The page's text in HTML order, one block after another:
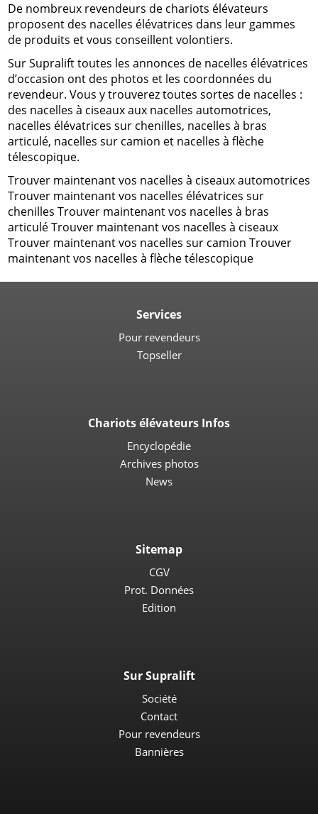
De nombreux revendeurs de chariots élévateurs
proposent des nacelles élévatrices dans leur gammes
de produits et vous conseillent volontiers.
Sur Supralift toutes les annonces de nacelles élévatrices
d’occasion ont des photos et les coordonnées du
revendeur. Vous y trouverez toutes sortes de nacelles :
des nacelles à ciseaux aux nacelles automotrices,
nacelles élévatrices sur chenilles, nacelles à bras
articulé, nacelles sur camion et nacelles à flèche
télescopique.
Trouver maintenant vos nacelles à ciseaux automotrices
Trouver maintenant vos nacelles élévatrices sur
chenilles Trouver maintenant vos nacelles à bras
articulé Trouver maintenant vos nacelles à ciseaux
Trouver maintenant vos nacelles sur camion Trouver
maintenant vos nacelles à flèche télescopique
Services
Pour revendeurs
Topseller
Chariots élévateurs Infos
Encyclopédie
Archives photos
News
Sitemap
CGV
Prot. Données
Edition
Sur Supralift
Société
Contact
Pour revendeurs
Bannières